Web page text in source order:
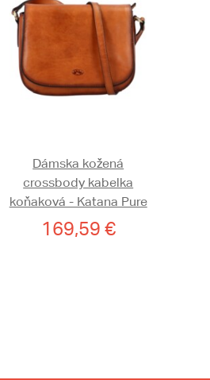
Dámska kožená
crossbody kabelka
koňaková - Katana Pure
169,59 €